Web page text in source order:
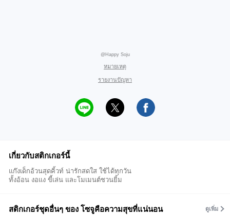
@Happy Soju
หมายเหตุ
รายงานปัญหา
เกี่ยวกับสติกเกอร์นี้
แก๊งเด็กอ้วนสุดคิ้วท์ น่ารักสดใส ใช้ได้ทุกวัน
ทั้งอ้อน งอแง ขี้เล่น และโมเมนต์ชวนยิ้ม
สติกเกอร์ชุดอื่นๆ ของ โซจูคือความสุขที่แน่นอน ดูเพิ่ม